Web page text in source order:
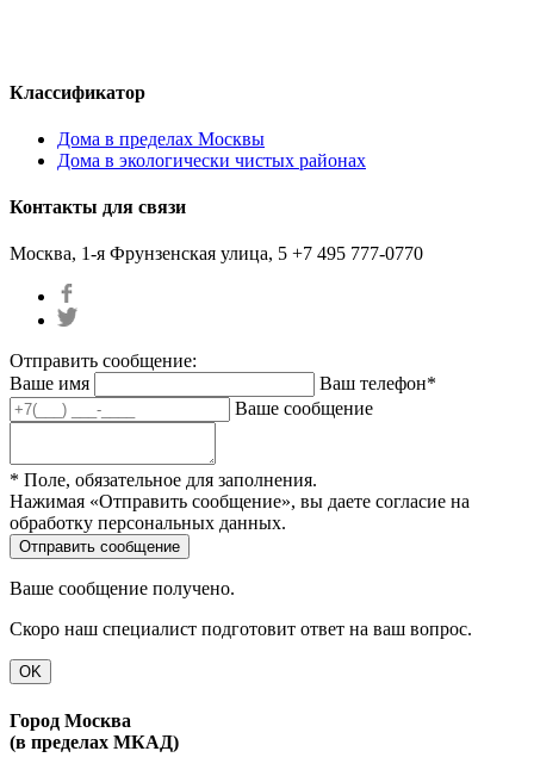
Классификатор
Дома в пределах Москвы
Дома в экологически чистых районах
Контакты для связи
Москва, 1-я Фрунзенская улица, 5 +7 495 777-0770
Отправить сообщение:
Ваше имя
Ваш телефон*
Ваше сообщение
* Поле, обязательное для заполнения.
Нажимая «Отправить сообщение», вы даете согласие на
обработку персональных данных.
Ваше сообщение получено.
Скоро наш специалист подготовит ответ на ваш вопрос.
OK
Город Москва
(в пределах МКАД)